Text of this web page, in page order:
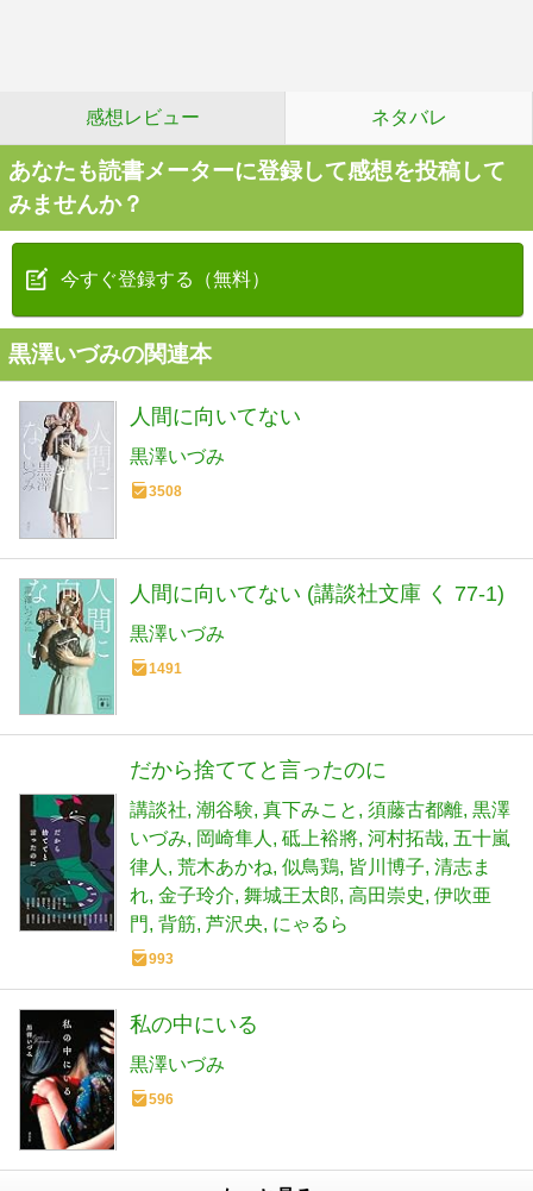
感想レビュー ネタバレ
あなたも読書メーターに登録して感想を投稿して
みませんか？
今すぐ登録する（無料）
黒澤いづみの関連本
人間に向いてない
黒澤いづみ
3508
人間に向いてない (講談社文庫 く 77-1)
黒澤いづみ
1491
だから捨ててと言ったのに
講談社 潮谷験 真下みこと 須藤古都離 黒澤
いづみ
岡崎隼人 砥上裕將 河村拓哉 五十嵐
律人
荒木あかね 似鳥鶏 皆川博子 清志ま
れ 金子玲介 舞城王太郎 高田崇史 伊吹亜
門 背筋 芦沢央 にゃるら
993
私の中にいる
黒澤いづみ
596